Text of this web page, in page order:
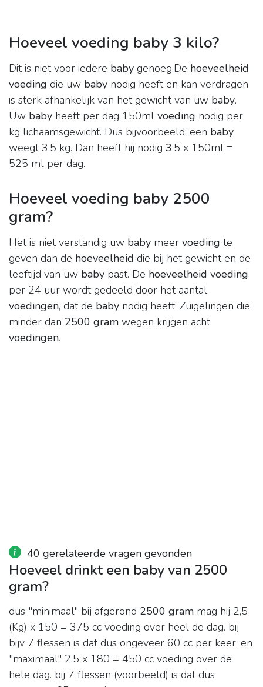
Hoeveel voeding baby 3 kilo?
Dit is niet voor iedere baby genoeg.De hoeveelheid
voeding die uw baby nodig heeft en kan verdragen
is sterk afhankelijk van het gewicht van uw baby.
Uw baby heeft per dag 150ml voeding nodig per
kg lichaamsgewicht. Dus bijvoorbeeld: een baby
weegt 3.5 kg. Dan heeft hij nodig 3,5 x 150ml =
525 ml per dag.
Hoeveel voeding baby 2500
gram?
Het is niet verstandig uw baby meer voeding te
geven dan de hoeveelheid die bij het gewicht en de
leeftijd van uw baby past. De hoeveelheid voeding
per 24 uur wordt gedeeld door het aantal
voedingen, dat de baby nodig heeft. Zuigelingen die
minder dan 2500 gram wegen krijgen acht
voedingen.
40 gerelateerde vragen gevonden
Hoeveel drinkt een baby van 2500
gram?
dus "minimaal" bij afgerond 2500 gram mag hij 2,5
(Kg) x 150 = 375 cc voeding over heel de dag. bij
bijv 7 flessen is dat dus ongeveer 60 cc per keer. en
"maximaal" 2,5 x 180 = 450 cc voeding over de
hele dag. bij 7 flessen (voorbeeld) is dat dus